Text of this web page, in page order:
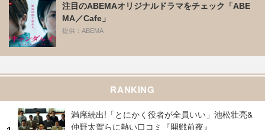
注目のABEMAオリジナルドラマをチェック「ABE
MA／Cafe」
提供：ABEMA
RANKING
満席続出!「とにかく役者が全員いい」池松壮亮&
仲野太賀らに熱い口コミ『開戦前夜』